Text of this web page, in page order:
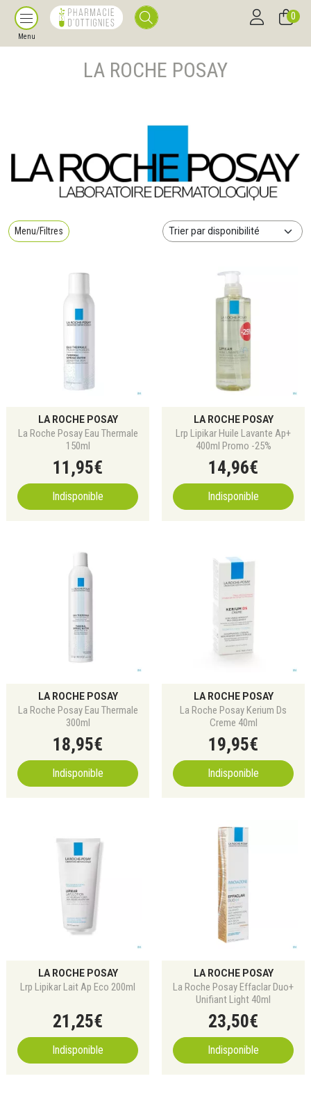
Menu
0
LA ROCHE POSAY
Menu/Filtres
LA ROCHE POSAY
La Roche Posay Eau Thermale
150ml
11 ,95€
Indisponible
LA ROCHE POSAY
Lrp Lipikar Huile Lavante Ap+
400ml Promo -25%
14,96€
Indisponible
LA ROCHE POSAY
La Roche Posay Eau Thermale
300ml
18,95€
Indisponible
LA ROCHE POSAY
La Roche Posay Kerium Ds
Creme 40ml
19,95€
Indisponible
LA ROCHE POSAY
Lrp Lipikar Lait Ap Eco 200ml
21 ,25€
Indisponible
LA ROCHE POSAY
La Roche Posay Effaclar Duo+
Unifiant Light 40ml
23,50€
Indisponible